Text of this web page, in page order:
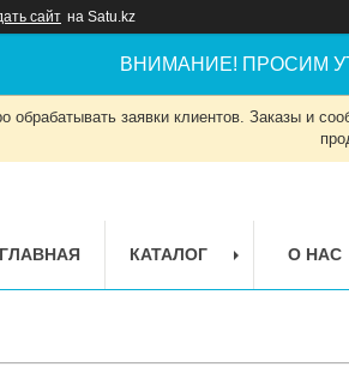
сайт на Satu.kz
ВНИМАНИЕ! ПРОСИМ
обрабатывать заявки клиентов. Заказы и
ГЛАВНАЯ КАТАЛОГ О НАС